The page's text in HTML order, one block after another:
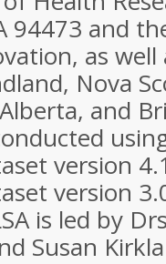
94473 and
as
Nova
and
version
version
is led by
Susan